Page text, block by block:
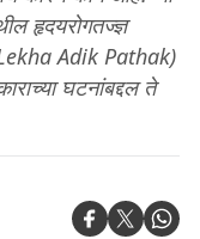
हृदयरोगतज्ज्ञ
Adik Pathak)
घटनांबद्दल ते